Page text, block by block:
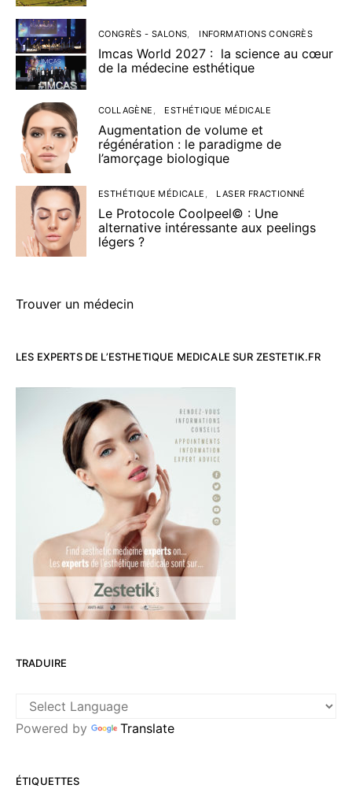
CONGRÈS - SALONS INFORMATIONS CONGRÈS
Imcas World 2027 : la science au cœur
de la médecine esthétique
COLLAGÈNE ESTHÉTIQUE MÉDICALE
Augmentation de volume et
régénération : le paradigme de
l’amorçage biologique
ESTHÉTIQUE MÉDICALE LASER FRACTIONNÉ
Le Protocole Coolpeel© : Une
alternative intéressante aux peelings
légers ?
Trouver un médecin
LES EXPERTS DE L’ESTHETIQUE MEDICALE SUR ZESTETIK.FR
TRADUIRE
Powered by Translate
ÉTIQUETTES